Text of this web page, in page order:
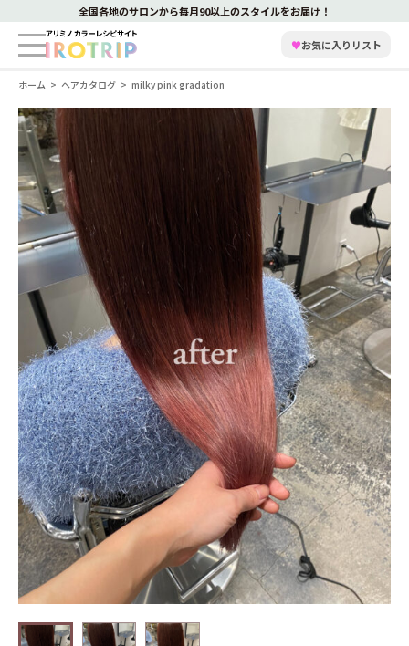
全国各地のサロンから毎月90以上のスタイルをお届け！
♥お気に入りリスト
ホーム ヘアカタログ milky pink gradation